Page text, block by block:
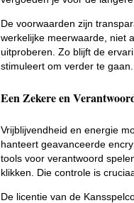
De voorwaarden zijn
werkelijke meerwaarde, niet
uitproberen. Zo blijft de
stimuleert om verder te gaan.
Een Zekere en
Vrijblijvendheid en energie
hanteert geavanceerde
tools voor verantwoord
klikken. Die controle is
De licentie van de